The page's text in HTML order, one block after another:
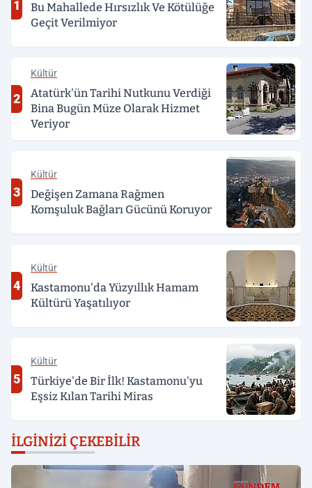
1
Bu Mahallede Hırsızlık Ve Kötülüğe
Geçit Verilmiyor
2
Kültür
Atatürk'ün Tarihi Nutkunu Verdiği
Bina Bugün Müze Olarak Hizmet
Veriyor
3
Kültür
Değişen Zamana Rağmen
Komşuluk Bağları Gücünü Koruyor
4
Kültür
Kastamonu'da Yüzyıllık Hamam
Kültürü Yaşatılıyor
5
Kültür
Türkiye'de Bir İlk! Kastamonu'yu
Eşsiz Kılan Tarihi Miras
İLGINIZI ÇEKEBILIR